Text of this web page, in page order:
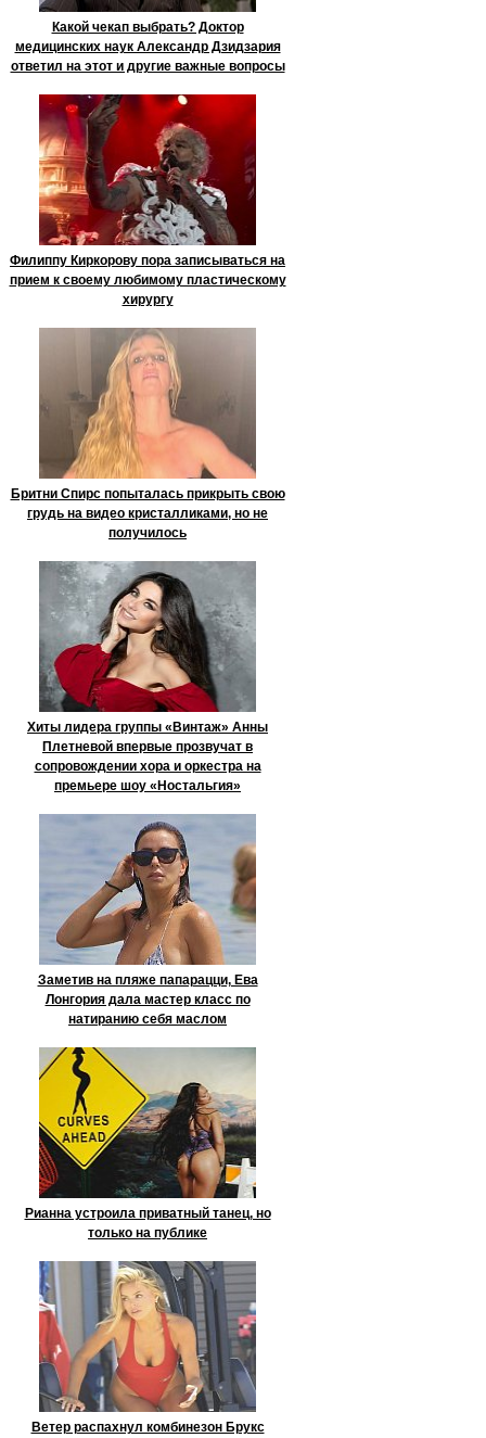
Какой чекап выбрать? Доктор
медицинских наук Александр Дзидзария
ответил на этот и другие важные вопросы
Филиппу Киркорову пора записываться на
прием к своему любимому пластическому
хирургу
Бритни Спирс попыталась прикрыть свою
грудь на видео кристалликами, но не
получилось
Хиты лидера группы «Винтаж» Анны
Плетневой впервые прозвучат в
сопровождении хора и оркестра на
премьере шоу «Ностальгия»
Заметив на пляже папарацци, Ева
Лонгория дала мастер класс по
натиранию себя маслом
Рианна устроила приватный танец, но
только на публике
Ветер распахнул комбинезон Брукс